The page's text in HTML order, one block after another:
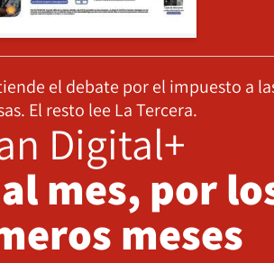
el debate por el impuesto a
El resto lee La Tercera.
Digital+
mes, por
meses